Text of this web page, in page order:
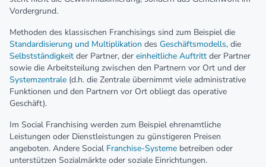
Vordergrund.
Methoden des klassischen Franchisings sind zum Beispiel die
Standardisierung und Multiplikation des Geschäftsmodells, die
Selbstständigkeit der Partner, der einheitliche Auftritt der Partner
sowie die Arbeitsteilung zwischen den Partnern vor Ort und der
Systemzentrale (d.h. die Zentrale übernimmt viele administrative
Funktionen und den Partnern vor Ort obliegt das operative
Geschäft).
Im Social Franchising werden zum Beispiel ehrenamtliche
Leistungen oder Dienstleistungen zu günstigeren Preisen
angeboten. Andere Social Franchise-Systeme betreiben oder
unterstützen Sozialmärkte oder soziale Einrichtungen.